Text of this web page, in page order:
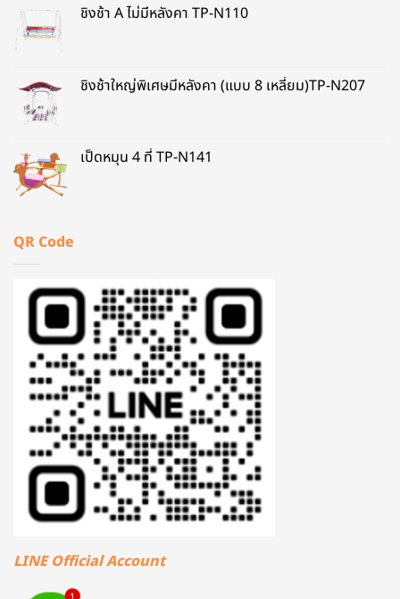
ชิงช้า A ไม่มีหลังคา TP-N110
ชิงช้าใหญ่พิเศษมีหลังคา (แบบ 8 เหลี่ยม)TP-N207
เป็ดหมุน 4 ที่ TP-N141
QR Code
LINE Official Account